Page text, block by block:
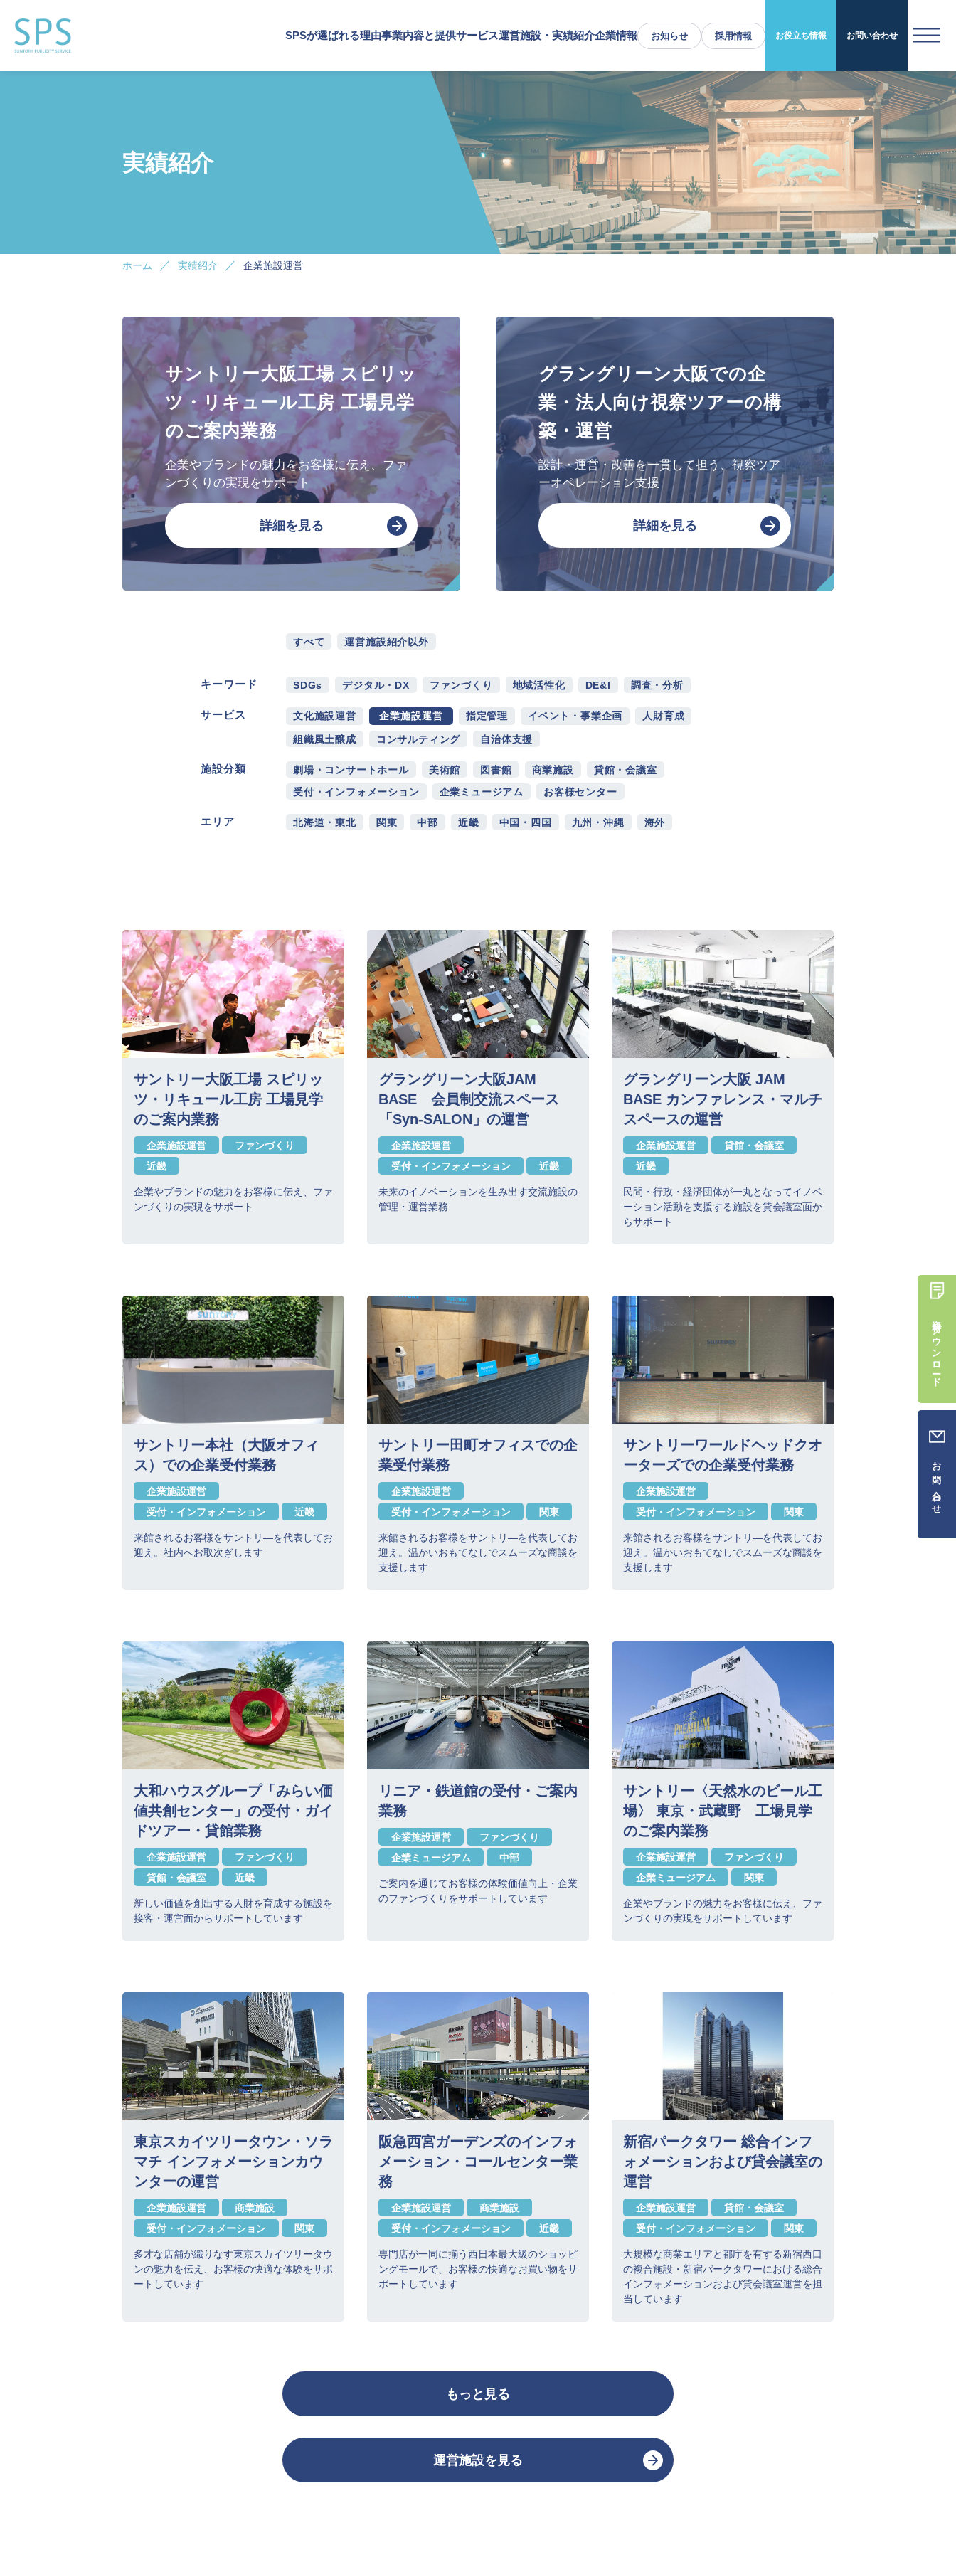
SPSが選ばれる理由事業内容と提供サービス
事業内容と提供サービス
デジタルマーケティング・制作
文化・芸術振興や地域活性化
文化施設運営
指定管理
文化施設コンサルティング
事業企画制作
文化施策策定支援
運営施設・実績紹介
実績紹介
企業情報
企業理念
SPSの歴史
お知らせ 採用情報 お役立ち情報 お問い合わせ
TOP
SPSが選ばれる理由
事業内容と提供サービス
企業・ブランドの価値向上
企業施設運営
企業施設コンサルティング
イベント企画・運営
文化・芸術振興や地域活性化
文化施設運営
指定管理
文化施設コンサルティング
事業企画制作
サービスDX・デジタル活用
運営施設・実績紹介
運営施設
お役立ち情報
採用情報
企業情報
SPSの歴史
実績紹介
ホーム 実績紹介 企業施設運営
サントリー大阪工場 スピリッ
ツ・リキュール工房 工場見学
のご案内業務
企業やブランドの魅力をお客様に伝え、ファ
ンづくりの実現をサポート
詳細を見る
グラングリーン大阪での企
業・法人向け視察ツアーの構
築・運営
設計・運営・改善を一貫して担う、視察ツア
ーオペレーション支援
詳細を見る
すべて 運営施設紹介以外
キーワード SDGs デジタル・DX ファンづくり 地域活性化 DE&I 調査・分析
サービス 文化施設運営 企業施設運営 指定管理 イベント・事業企画 人財育成
組織風土醸成 コンサルティング 自治体支援
施設分類 劇場・コンサートホール 美術館 図書館 商業施設
貸館・会議室
受付・インフォメーション
企業ミュージアム お客様センター
エリア 北海道・東北 関東 中部 近畿 中国・四国 九州・沖縄 海外
サントリー大阪工場 スピリッ
ツ・リキュール工房 工場見学
のご案内業務
企業施設運営
ファンづくり
近畿
企業やブランドの魅力をお客様に伝え、ファ
ンづくりの実現をサポート
グラングリーン大阪JAM
BASE 会員制交流スペース
「Syn-SALON」の運営
企業施設運営
受付・インフォメーション
近畿
未来のイノベーションを生み出す交流施設の
管理・運営業務
グラングリーン大阪 JAM
BASE カンファレンス・マルチ
スペースの運営
企業施設運営
貸館・会議室
近畿
民間・行政・経済団体が一丸となってイノベ
ーション活動を支援する施設を貸会議室面か
らサポート
サントリー本社（大阪オフィ
ス）での企業受付業務
企業施設運営
受付・インフォメーション
近畿
来館されるお客様をサントリ―を代表してお
迎え。社内へお取次ぎします
サントリー田町オフィスでの企
業受付業務
企業施設運営
受付・インフォメーション
関東
来館されるお客様をサントリ―を代表してお
迎え。温かいおもてなしでスムーズな商談を
支援します
サントリーワールドヘッドクオ
ーターズでの企業受付業務
企業施設運営
受付・インフォメーション
関東
来館されるお客様をサントリ―を代表してお
迎え。温かいおもてなしでスムーズな商談を
支援します
大和ハウスグループ「みらい価
値共創センター」の受付・ガイ
ドツアー・貸館業務
企業施設運営
ファンづくり
貸館・会議室
近畿
新しい価値を創出する人財を育成する施設を
接客・運営面からサポートしています
リニア・鉄道館の受付・ご案内
業務
企業施設運営
ファンづくり
企業ミュージアム
中部
ご案内を通じてお客様の体験価値向上・企業
のファンづくりをサポートしています
サントリー〈天然水のビール工
場〉 東京・武蔵野 工場見学
のご案内業務
企業施設運営
ファンづくり
企業ミュージアム
関東
企業やブランドの魅力をお客様に伝え、ファ
ンづくりの実現をサポートしています
東京スカイツリータウン・ソラ
マチ インフォメーションカウ
ンターの運営
企業施設運営
商業施設
受付・インフォメーション
関東
多才な店舗が織りなす東京スカイツリータウ
ンの魅力を伝え、お客様の快適な体験をサポ
ートしています
阪急西宮ガーデンズのインフォ
メーション・コールセンター業
務
企業施設運営
商業施設
受付・インフォメーション
近畿
専門店が一同に揃う西日本最大級のショッピ
ングモールで、お客様の快適なお買い物をサ
ポートしています
新宿パークタワー 総合インフ
ォメーションおよび貸会議室の
運営
企業施設運営
貸館・会議室
受付・インフォメーション
関東
大規模な商業エリアと都庁を有する新宿西口
の複合施設・新宿パークタワーにおける総合
インフォメーションおよび貸会議室運営を担
当しています
もっと見る
運営施設を見る
資料ダウンロード
お問い合わせ